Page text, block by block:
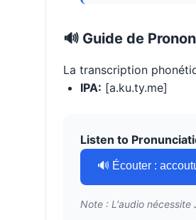
🔊 Guide de
La transcription
IPA: [a.ku.ty.me]
Listen to
🔊 Écouter :
Note : L'audio